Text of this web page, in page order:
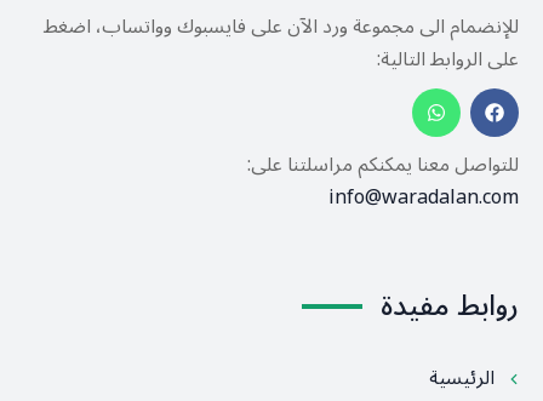
للإنضمام الى مجموعة ورد الآن على فايسبوك وواتساب، اضغط
على الروابط التالية:
للتواصل معنا يمكنكم مراسلتنا على:
info@waradalan.com
روابط مفيدة
الرئيسية